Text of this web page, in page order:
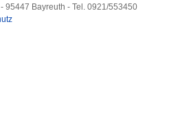
- 95447 Bayreuth - Tel. 0921/553450